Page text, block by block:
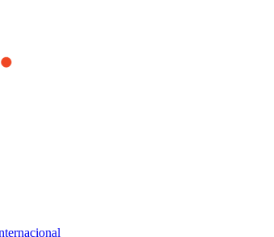
on our website. By continuing to browse
can disable cookies, you can access our